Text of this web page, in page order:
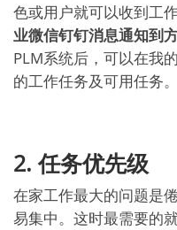
色或用户就可以收到工
业微信钉钉消息通知到
PLM系统后，可以在我
的工作任务及可用任务。
2.任务优先级
在家工作最大的问题是
易集中。这时最需要的